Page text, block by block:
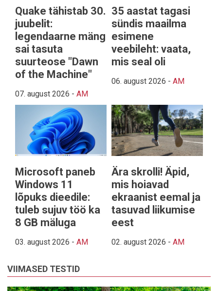
Quake tähistab 30.
juubelit:
legendaarne mäng
sai tasuta
suurteose "Dawn
of the Machine"
07. august 2026 - AM
35 aastat tagasi
sündis maailma
esimene
veebileht: vaata,
mis seal oli
06. august 2026 - AM
Microsoft paneb
Windows 11
lõpuks dieedile:
tuleb sujuv töö ka
8 GB mäluga
03. august 2026 - AM
Ära skrolli! Äpid,
mis hoiavad
ekraanist eemal ja
tasuvad liikumise
eest
02. august 2026 - AM
VIIMASED TESTID